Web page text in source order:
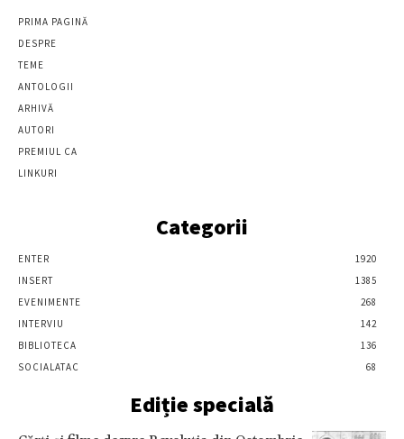
PRIMA PAGINĂ
DESPRE
TEME
ANTOLOGII
ARHIVĂ
AUTORI
PREMIUL CA
LINKURI
Categorii
ENTER
1920
INSERT
1385
EVENIMENTE
268
INTERVIU
142
BIBLIOTECA
136
SOCIALATAC
68
Ediție specială